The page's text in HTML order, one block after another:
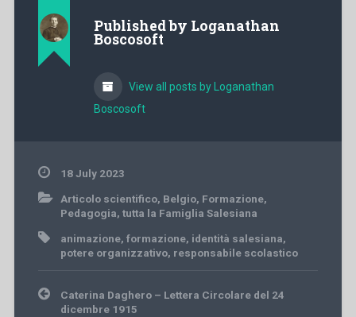
Published by Loganathan
Boscosoft
View all posts by Loganathan
Boscosoft
18 July 2023
Articolo scientifico, Belgio, Formazione,
Pedagogia, tutta la Famiglia Salesiana
animazione, formazione, identità salesiana,
potere organizzativo, responsabile scolastico
Post
navigation
Caterina Daghero – Lettera Circolare del 24
dicembre 1915